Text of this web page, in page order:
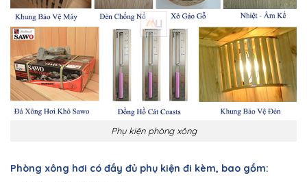
Phụ kiện phòng xông
Phòng xông hơi có đầy đủ phụ kiện đi kèm, bao gồm: